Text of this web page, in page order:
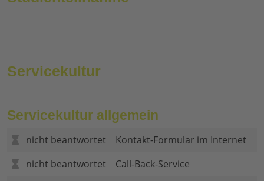
Servicekultur
Servicekultur allgemein
nicht beantwortet
Kontakt-Formular im Internet
nicht beantwortet
Call-Back-Service